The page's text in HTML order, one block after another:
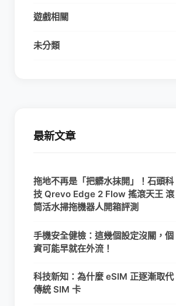
遊戲相關
未分類
最新文章
拖地不再是「把髒水抹開」！石頭科
技 Qrevo Edge 2 Flow 搖滾天王 滾
筒活水掃拖機器人開箱評測
手機安全健檢：這幾個設定沒關，個
資可能早就在外流！
科技新知：為什麼 eSIM 正逐漸取代
傳統 SIM 卡